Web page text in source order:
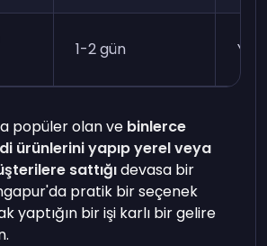
1-2 gün Yok
popüler olan ve binlerce
ürünlerini yapıp yerel veya
sattığıdevasa bir
pratik bir seçenek
yaptığın bir işi karlı bir gelire